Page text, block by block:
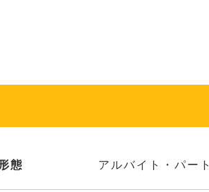
態 アルバイト・パート